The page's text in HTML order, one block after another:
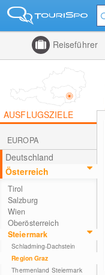
Reiseführer
AUSFLUGSZIELE
EUROPA
Deutschland
Österreich
Tirol
Salzburg
Wien
Oberösterreich
Steiermark
Schladming-Dachstein
Region Graz
Thermenland Steiermark